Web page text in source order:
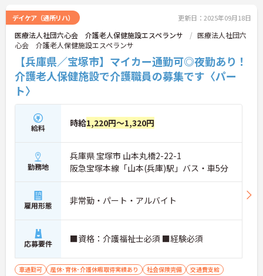
デイケア（通所リハ） 更新日：2025年09月18日
医療法人社団六心会 介護老人保健施設エスペランサ
医療法人社団六
心会 介護老人保健施設エスペランサ
【兵庫県／宝塚市】マイカー通勤可◎夜勤あり！
介護老人保健施設で介護職員の募集です〈パー
ト〉
給料 時給1,220円～1,320円
勤務地
兵庫県 宝塚市 山本丸橋2-22-1
阪急宝塚本線「山本(兵庫)駅」バス・車5分
雇用形態 非常勤・パート・アルバイト
応募要件 ■資格：介護福祉士必須 ■経験必須
車通勤可 産休･育休･介護休暇取得実績あり 社会保険完備 交通費支給